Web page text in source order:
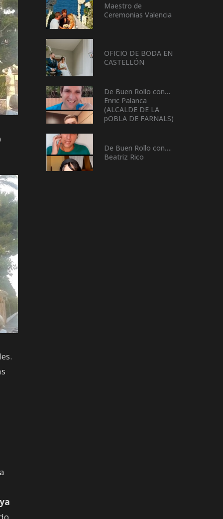
Maestro de
Ceremonias Valencia
OFICIO DE BODA EN
CASTELLÓN
De Buen Rollo con…
Enric Palanca
(ALCALDE DE LA
pOBLA DE FARNALS)
De Buen Rollo con….
Beatriz Rico